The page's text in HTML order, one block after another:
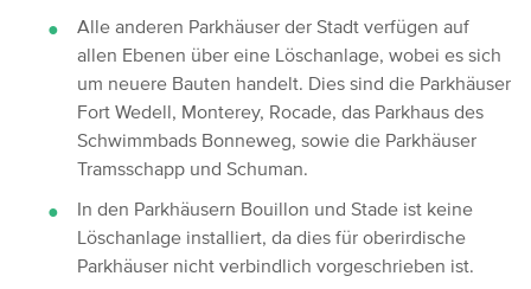
Alle anderen Parkhäuser der Stadt verfügen auf
allen Ebenen über eine Löschanlage, wobei es sich
um neuere Bauten handelt. Dies sind die Parkhäuser
Fort Wedell, Monterey, Rocade, das Parkhaus des
Schwimmbads Bonneweg, sowie die Parkhäuser
Tramsschapp und Schuman.
In den Parkhäusern Bouillon und Stade ist keine
Löschanlage installiert, da dies für oberirdische
Parkhäuser nicht verbindlich vorgeschrieben ist.